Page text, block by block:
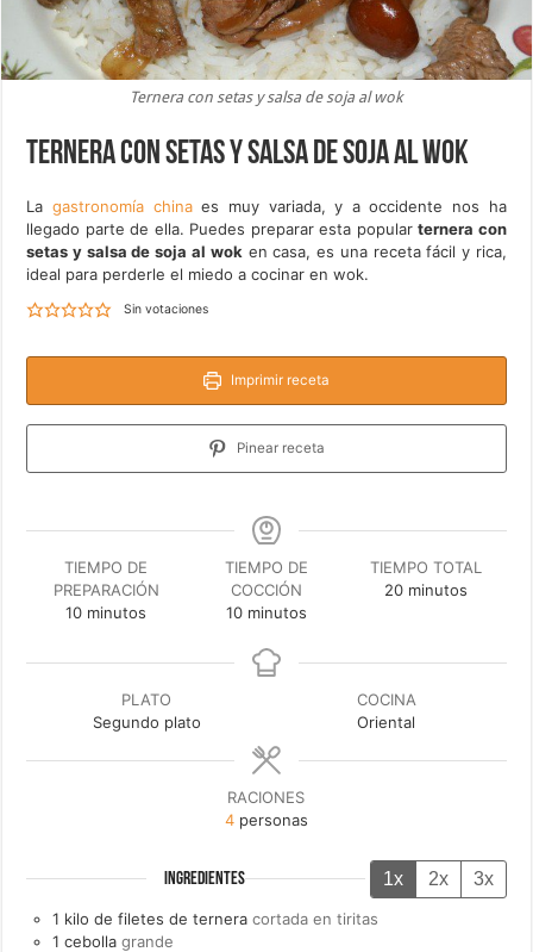
Ternera con setas y salsa de soja al wok
Ternera con setas y salsa de soja al wok
La gastronomía chinaes muy variada, y a occidente nos ha
llegado parte de ella. Puedes preparar esta popularternera con
setas y salsa de soja al woken casa, es una receta fácil y rica,
ideal para perderle el miedo a cocinar en wok.
Sin votaciones
Imprimir receta
Pinear receta
TIEMPO DE
PREPARACIÓN
10minutos
minutos
TIEMPO DE
COCCIÓN
10minutos
minutos
TIEMPO TOTAL
20minutos
minutos
PLATO
Segundo plato
COCINA
Oriental
RACIONES
4 personas
INGREDIENTES 1x 2x 3x
1 kilo de filetes de ternera cortada en tiritas
1 cebolla grande